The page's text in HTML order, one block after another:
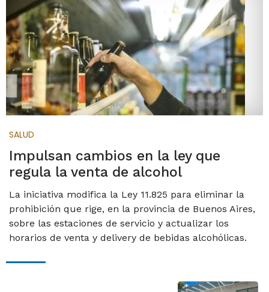
SALUD
Impulsan cambios en la ley que
regula la venta de alcohol
La iniciativa modifica la Ley 11.825 para eliminar la
prohibición que rige, en la provincia de Buenos Aires,
sobre las estaciones de servicio y actualizar los
horarios de venta y delivery de bebidas alcohólicas.